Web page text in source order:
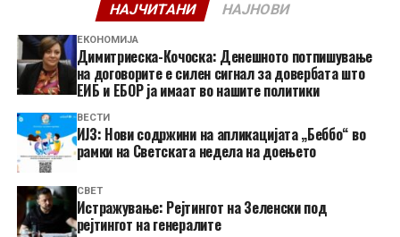
НАЈЧИТАНИ НАЈНОВИ
ЕКОНОМИЈА
Димитриеска-Кочоска: Денешното потпишување
на договорите е силен сигнал за довербата што
ЕИБ и ЕБОР ја имаат во нашите политики
ВЕСТИ
ИЈЗ: Нови содржини на апликацијата „Беббо“ во
рамки на Светската недела на доењето
СВЕТ
Истражување: Рејтингот на Зеленски под
рејтингот на генералите